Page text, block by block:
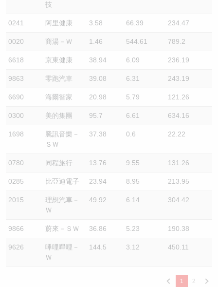
技
0241 阿里健康 3.58 66.39 234.47
0020 商湯－Ｗ 1.46 544.61 789.2
6618 京東健康 38.94 6.09 236.19
9863 零跑汽車 39.08 6.31 243.19
6690 海爾智家 20.98 5.79 121.26
0300 美的集團 95.7 6.61 634.16
1698
騰訊音樂－
ＳＷ
37.38 0.6 22.22
0780 同程旅行 13.76 9.55 131.26
0285 比亞迪電子 23.94 8.95 213.95
2015
理想汽車－
Ｗ
49.92 6.14 304.42
9866 蔚來－ＳＷ 36.86 5.23 190.38
9626
嗶哩嗶哩－
Ｗ
144.5 3.12 450.11
1 2